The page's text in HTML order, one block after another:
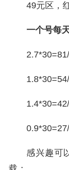
49元区，
一个号每
感兴趣可